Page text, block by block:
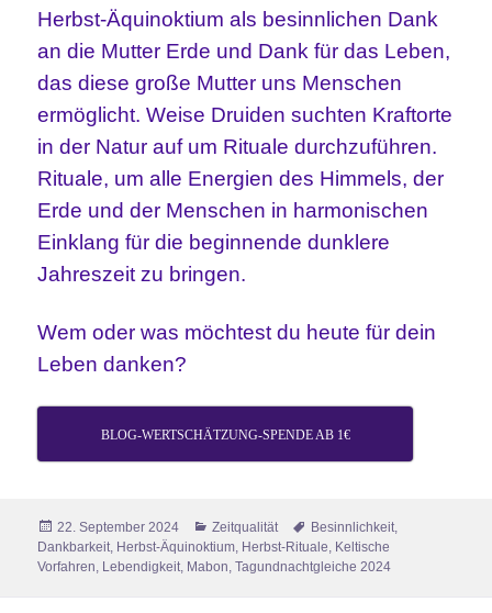
Herbst-Äquinoktium als besinnlichen Dank
an die Mutter Erde und Dank für das Leben,
das diese große Mutter uns Menschen
ermöglicht. Weise Druiden suchten Kraftorte
in der Natur auf um Rituale durchzuführen.
Rituale, um alle Energien des Himmels, der
Erde und der Menschen in harmonischen
Einklang für die beginnende dunklere
Jahreszeit zu bringen.
Wem oder was möchtest du heute für dein
Leben danken?
BLOG-WERTSCHÄTZUNG-SPENDE AB 1€
Veröffentlicht
am
22. September 2024 Kategorien
Zeitqualität Schlagwörter
Besinnlichkeit,
Dankbarkeit, Herbst-Äquinoktium, Herbst-Rituale, Keltische
Vorfahren, Lebendigkeit, Mabon,Tagundnachtgleiche 2024